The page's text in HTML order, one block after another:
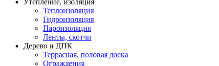
Теплоизоляция
Гидроизоляция
Пароизоляция
Ленты, скотчи
Дерево и ДПК
Террасная, половая доска
Ограждения